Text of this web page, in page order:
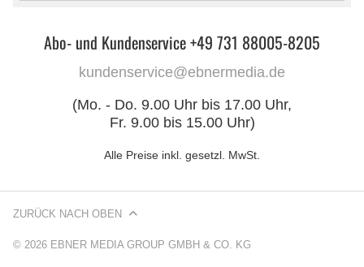
Abo- und Kundenservice +49 731 88005-8205
kundenservice@ebnermedia.de
(Mo. - Do. 9.00 Uhr bis 17.00 Uhr,
Fr. 9.00 bis 15.00 Uhr)
Alle Preise inkl. gesetzl. MwSt.
© 2026 EBNER MEDIA GROUP GMBH & CO. KG
ZURÜCK NACH OBEN